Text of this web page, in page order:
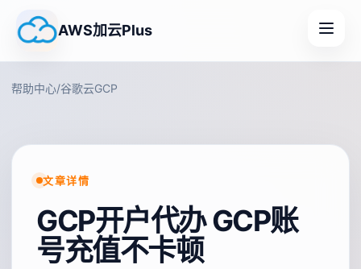
AWS加云Plus
帮助中心/谷歌云GCP
文章详情
GCP开户代办 GCP账
号充值不卡顿